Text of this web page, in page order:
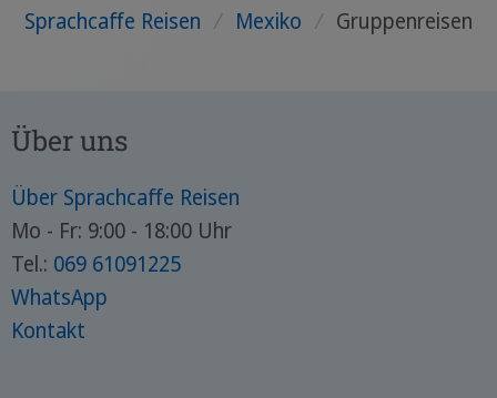
Sprachcaffe Reisen / Mexiko / Gruppenreisen
Über uns
Über Sprachcaffe Reisen
Mo - Fr: 9:00 - 18:00 Uhr
Tel.: 069 61091225
WhatsApp
Kontakt